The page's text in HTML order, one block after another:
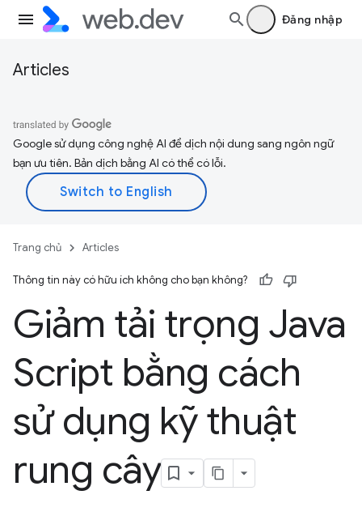
Đăng nhập
Articles
Google sử dụng công nghệ AI để dịch nội dung sang ngôn ngữ
bạn ưu tiên. Bản dịch bằng AI có thể có lỗi.
Trang chủ Articles
Thông tin này có hữu ích không cho bạn không?
Giảm tải trọng Java
Script bằng cách
sử dụng kỹ thuật
rung cây